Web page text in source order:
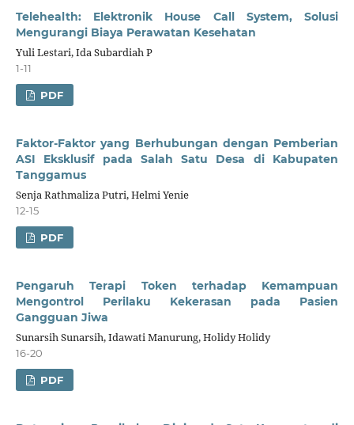
Telehealth: Elektronik House Call System, Solusi
Mengurangi Biaya Perawatan Kesehatan
Yuli Lestari, Ida Subardiah P
1-11
PDF
Faktor-Faktor yang Berhubungan dengan Pemberian
ASI Eksklusif pada Salah Satu Desa di Kabupaten
Tanggamus
Senja Rathmaliza Putri, Helmi Yenie
12-15
PDF
Pengaruh Terapi Token terhadap Kemampuan
Mengontrol Perilaku Kekerasan pada Pasien
Gangguan Jiwa
Sunarsih Sunarsih, Idawati Manurung, Holidy Holidy
16-20
PDF